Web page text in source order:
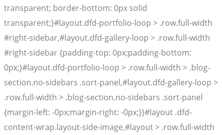
transparent; border-bottom: 0px solid
transparent;}#layout.dfd-portfolio-loop > .row.full-width
#right-sidebar,#layout.dfd-gallery-loop > .row.full-width
#right-sidebar {padding-top: 0px;padding-bottom:
0px;}#layout.dfd-portfolio-loop > .row.full-width > .blog-
section.no-sidebars .sort-panel,#layout.dfd-gallery-loop >
.row.full-width > .blog-section.no-sidebars .sort-panel
{margin-left: -0px;margin-right: -0px;}}#layout .dfd-
content-wrap.layout-side-image,#layout > .row.full-width